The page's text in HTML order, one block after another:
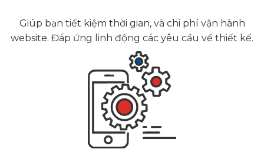
Giúp bạn tiết kiệm thời gian, và chi phí vận hành
website. Đáp ứng linh động các yêu cầu về thiết kế.